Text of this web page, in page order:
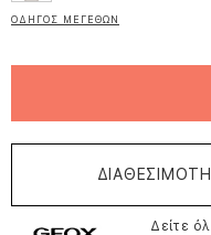
ΟΔΗΓΟΣ ΜΕΓΕΘΩΝ
Δείτε